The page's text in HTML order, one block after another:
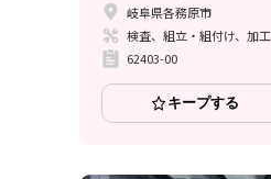
岐阜県各務原市
検査、組立・組付け、加工
62403-00
キープする